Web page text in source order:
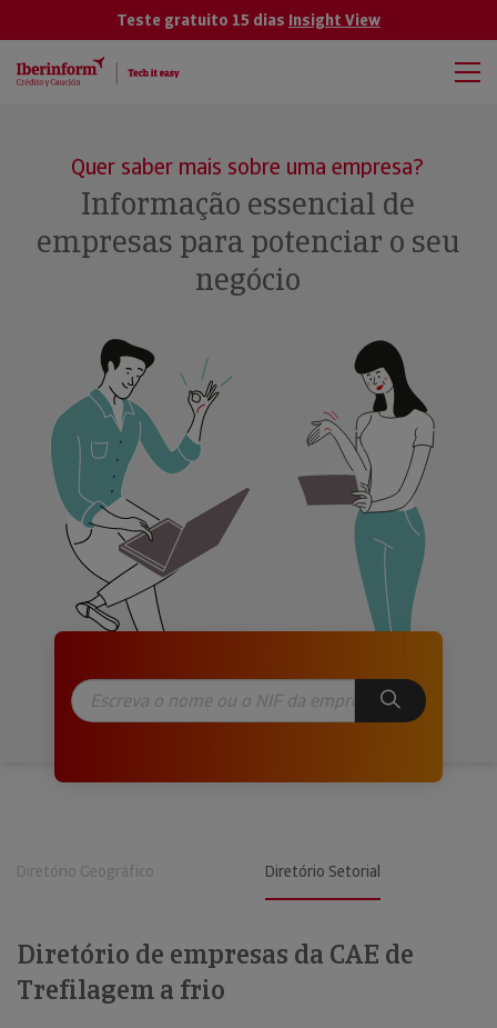
Teste gratuito 15 dias Insight View
Quer saber mais sobre uma empresa?
Informação essencial de
empresas para potenciar o seu
negócio
Diretório Geográfico Diretório Setorial
Diretório de empresas da CAE de
Trefilagem a frio